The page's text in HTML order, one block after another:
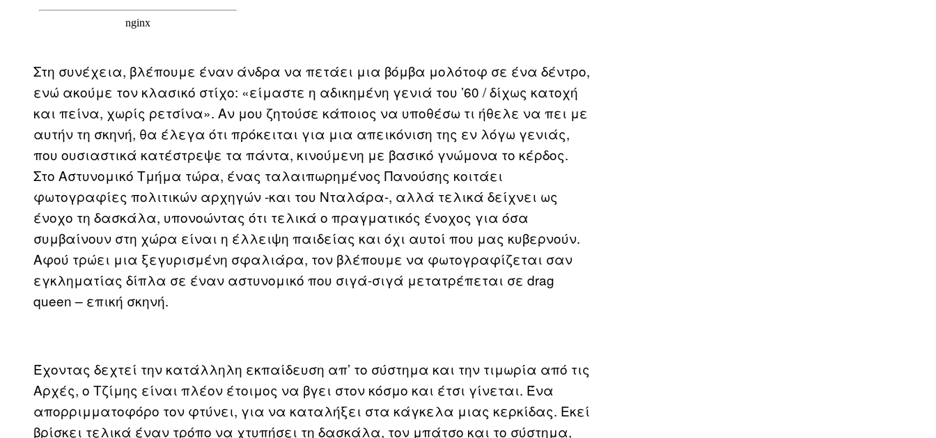
Στη συνέχεια, βλέπουμε έναν άνδρα να πετάει μια βόμβα μολότοφ σε ένα δέντρο,
ενώ ακούμε τον κλασικό στίχο: «είμαστε η αδικημένη γενιά του ’60 / δίχως κατοχή
και πείνα, χωρίς ρετσίνα». Αν μου ζητούσε κάποιος να υποθέσω τι ήθελε να πει με
αυτήν τη σκηνή, θα έλεγα ότι πρόκειται για μια απεικόνιση της εν λόγω γενιάς,
που ουσιαστικά κατέστρεψε τα πάντα, κινούμενη με βασικό γνώμονα το κέρδος.
Στο Αστυνομικό Τμήμα τώρα, ένας ταλαιπωρημένος Πανούσης κοιτάει
φωτογραφίες πολιτικών αρχηγών -και του Νταλάρα-, αλλά τελικά δείχνει ως
ένοχο τη δασκάλα, υπονοώντας ότι τελικά ο πραγματικός ένοχος για όσα
συμβαίνουν στη χώρα είναι η έλλειψη παιδείας και όχι αυτοί που μας κυβερνούν.
Αφού τρώει μια ξεγυρισμένη σφαλιάρα, τον βλέπουμε να φωτογραφίζεται σαν
εγκληματίας δίπλα σε έναν αστυνομικό που σιγά-σιγά μετατρέπεται σε drag
queen – επική σκηνή.
Έχοντας δεχτεί την κατάλληλη εκπαίδευση απ’ το σύστημα και την τιμωρία από τις
Αρχές, ο Τζίμης είναι πλέον έτοιμος να βγει στον κόσμο και έτσι γίνεται. Ένα
απορριμματοφόρο τον φτύνει, για να καταλήξει στα κάγκελα μιας κερκίδας. Εκεί
βρίσκει τελικά έναν τρόπο να χτυπήσει τη δασκάλα, τον μπάτσο και το σύστημα,